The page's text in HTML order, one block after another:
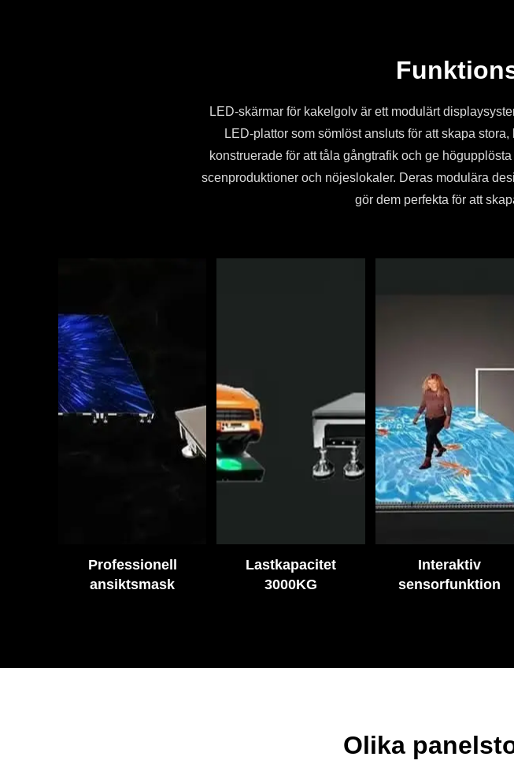
LED-skärmar för kakelgolv är ett modulärt
LED-plattor som sömlöst ansluts för att skapa
konstruerade för att tåla gångtrafik och ge
scenproduktioner och nöjeslokaler. Deras modulära
gör dem perfekta för att
Professionell
ansiktsmask
Lastkapacitet
3000KG
Interaktiv
sensorfunktion
Olika